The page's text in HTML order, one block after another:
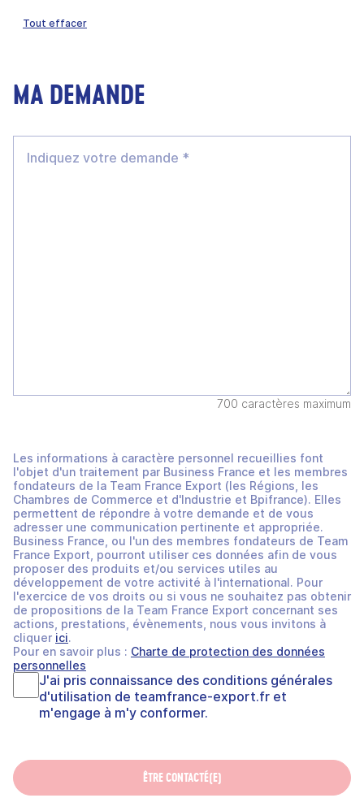
Tout effacer
MA DEMANDE
700 caractères maximum
Les informations à caractère personnel recueillies font
l'objet d'un traitement par Business France et les membres
fondateurs de la Team France Export (les Régions, les
Chambres de Commerce et d'Industrie et Bpifrance). Elles
permettent de répondre à votre demande et de vous
adresser une communication pertinente et appropriée.
Business France, ou l'un des membres fondateurs de Team
France Export, pourront utiliser ces données afin de vous
proposer des produits et/ou services utiles au
développement de votre activité à l'international. Pour
l'exercice de vos droits ou si vous ne souhaitez pas obtenir
de propositions de la Team France Export concernant ses
actions, prestations, évènements, nous vous invitons à
cliquer ici.
Pour en savoir plus : Charte de protection des données
personnelles
J'ai pris connaissance des conditions générales
d'utilisation de teamfrance-export.fr et
m'engage à m'y conformer.
ÊTRE CONTACTÉ(E)